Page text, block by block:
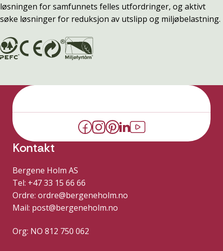
løsningen for samfunnets felles utfordringer, og aktivt
søke løsninger for reduksjon av utslipp og miljøbelastning.
Kontakt
Bergene Holm AS
Tel: +47 33 15 66 66
Ordre: ordre@bergeneholm.no
Mail: post@bergeneholm.no
Org: NO 812 750 062